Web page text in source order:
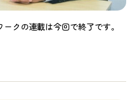
クの連載は今回で終了です。